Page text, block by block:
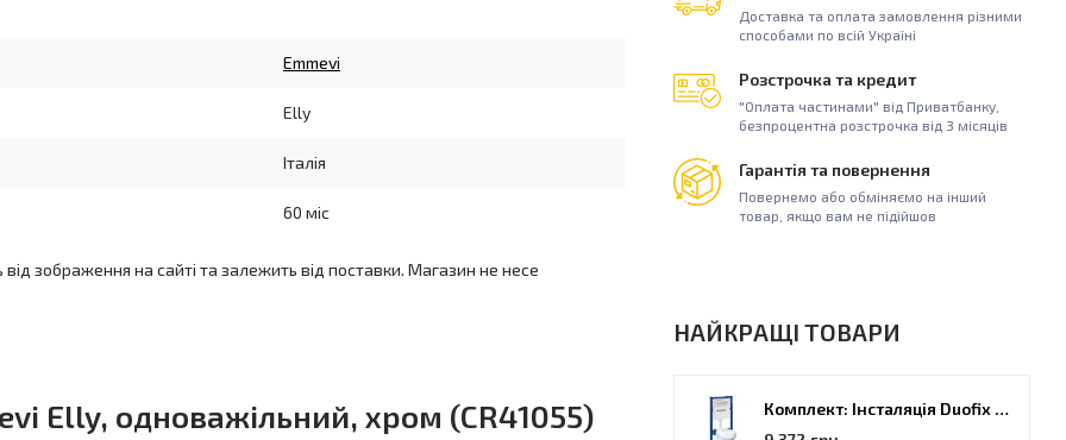
Доставка та оплата замовлення різними
способами по всій Україні
Розстрочка та кредит
"Оплата частинами" від Приватбанку,
безпроцентна розстрочка від 3 місяців
Гарантія та повернення
Повернемо або обміняємо на інший
товар, якщо вам не підійшов
НАЙКРАЩІ ТОВАРИ
Комплект: Інсталяція Duofix PRO 20 + унітаз Kolo Idol (118.315.21.2)
Emmevi
Elly
Італія
60 міс
зображення на сайті та залежить від поставки. Магазин не несе
Elly, одноважільний, хром (CR41055)